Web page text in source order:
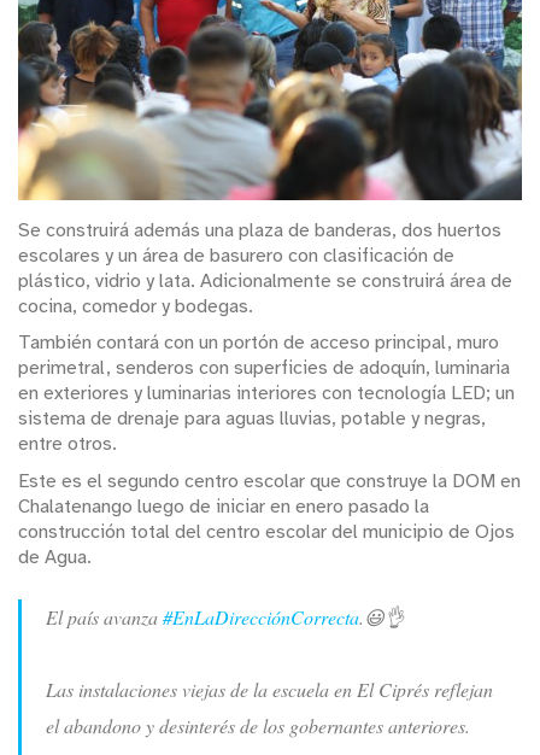
Se construirá además una plaza de banderas, dos huertos
escolares y un área de basurero con clasificación de
plástico, vidrio y lata. Adicionalmente se construirá área de
cocina, comedor y bodegas.
También contará con un portón de acceso principal, muro
perimetral, senderos con superficies de adoquín, luminaria
en exteriores y luminarias interiores con tecnología LED; un
sistema de drenaje para aguas lluvias, potable y negras,
entre otros.
Este es el segundo centro escolar que construye la DOM en
Chalatenango luego de iniciar en enero pasado la
construcción total del centro escolar del municipio de Ojos
de Agua.
El país avanza#EnLaDirecciónCorrecta.😃👌
Las instalaciones viejas de la escuela en El Ciprés reflejan
el abandono y desinterés de los gobernantes anteriores.